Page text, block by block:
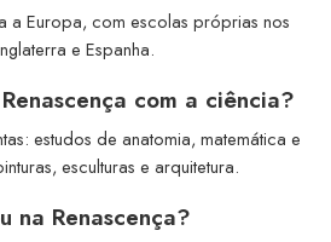
a Europa, com escolas próprias nos
e Espanha.
com a ciência?
estudos de anatomia, matemática e
esculturas e arquitetura.
na Renascença?